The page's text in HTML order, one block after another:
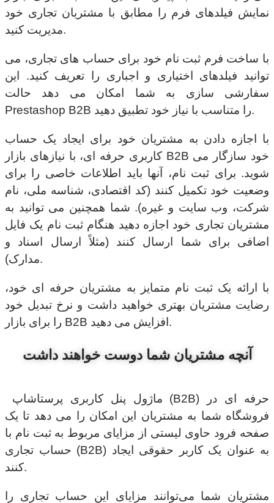
نمایش فیلدهای فرم را مطابق با مشتریان تجاری خود
مدیریت کنید.
با ساخت فرم ثبت نام خود برای حساب های تجاری، می
توانید فیلدهای اختیاری و اجباری را تعریف کنید. این
سفارشی سازی به شما امکان می دهد حالت
Prestashop B2B را متناسب با نیاز خود تطبیق دهید.
با اجازه دادن به مشتریان خود برای ایجاد یک حساب
کاربری حرفه ای، با نیازهای بازار B2B خود سازگار می
شوید. برای ثبت نام، آنها باید اطلاعات خاصی را برای
وضعیت خود تکمیل کنند (کد اقتصادی، شناسه ملی، نام
شرکت، وب سایت و غیره). شما همچنین می توانید به
مشتریان تجاری خود اجازه دهید هنگام ثبت نام یک فایل
اضافی برای شما ارسال کنند (مثلاً ارسال اسناد و
مدارک).
با ارائه یک ثبت نام متمایز به مشتریان حرفه ای خود،
رضایت مشتریان بهتری خواهید داشت و نرخ تبدیل خود
را برای بازار B2B افزایش می دهید.
آنچه مشتریان شما دوست خواهند داشت
فروشگاه شما به مشتریان این امکان را می دهد تا یک
صفحه فرود حاوی لیستی از مزایای مربوط به ثبت نام با
حساب تجاری (B2B) به عنوان یک کاربر حقوقی ایجاد
کنند.
مشتریان شما می‌توانند مزایای این حساب تجاری را